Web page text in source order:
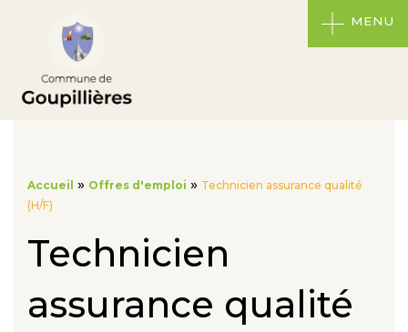
MENU
Accueil » Offres d'emploi » Technicien assurance qualité
(H/F)
Technicien
assurance qualité